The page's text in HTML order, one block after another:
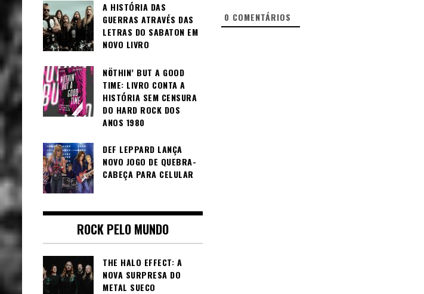
0 COMENTÁRIOS
A HISTÓRIA DAS
GUERRAS ATRAVÉS DAS
LETRAS DO SABATON EM
NOVO LIVRO
NÖTHIN’ BUT A GOOD
TIME: LIVRO CONTA A
HISTÓRIA SEM CENSURA
DO HARD ROCK DOS
ANOS 1980
DEF LEPPARD LANÇA
NOVO JOGO DE QUEBRA-
CABEÇA PARA CELULAR
ROCK PELO MUNDO
THE HALO EFFECT: A
NOVA SURPRESA DO
METAL SUECO